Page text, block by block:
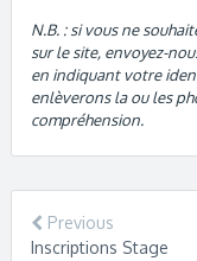
N.B. : si vous ne
sur le site, envoyez-
en indiquant votre
enlèverons la ou les
compréhension.
Previous
Inscriptions Stage